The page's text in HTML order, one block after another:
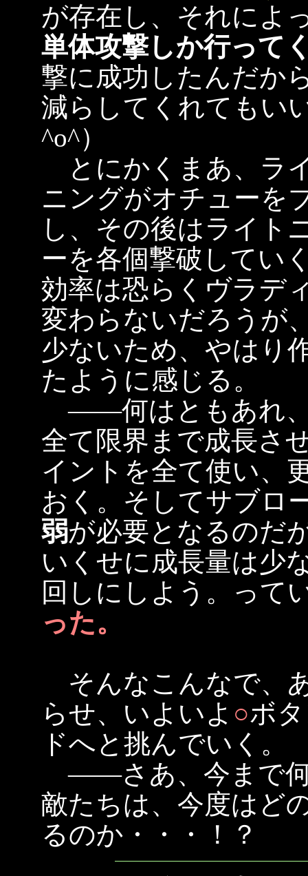
が存在し、それによ
単体攻撃しか行って
撃に成功したんだか
減らしてくれてもい
^o^）
とにかくまあ、ラ
ニングがオチューを
し、その後はライト
ーを各個撃破してい
効率は恐らくヴラデ
変わらないだろうが
少ないため、やはり
たように感じる。
――何はともあれ、
全て限界まで成長さ
イントを全て使い、
おく。そしてサブロ
弱が必要となるのだ
いくせに成長量は少
回しにしよう。って
った。
そんなこんなで、
らせ、いよいよ ○ボ
ドへと挑んでいく。
――さあ、今まで何
敵たちは、今度はど
るのか・・・！？